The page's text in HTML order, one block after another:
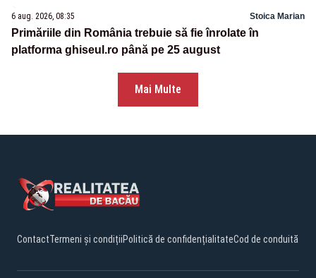
6 aug. 2026, 08:35 Stoica Marian
Primăriile din România trebuie să fie înrolate în
platforma ghiseul.ro până pe 25 august
Mai Multe
ContactTermeni și condițiiPolitică de confidențialitateCod de conduită